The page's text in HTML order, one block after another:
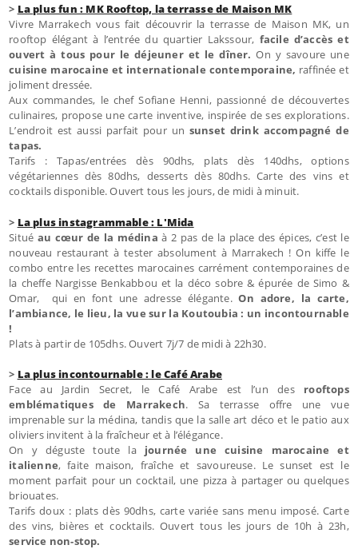
> La plus fun : MK Rooftop, la terrasse de Maison MK
Vivre Marrakech vous fait découvrir la terrasse de Maison MK, un
rooftop élégant à l’entrée du quartier Lakssour, facile d’accès et
ouvert à tous pour le déjeuner et le dîner.On y savoure une
cuisine marocaine et internationale contemporaine, raffinée et
joliment dressée.
Aux commandes, le chef Sofiane Henni, passionné de découvertes
culinaires, propose une carte inventive, inspirée de ses explorations.
L’endroit est aussi parfait pour un sunset drink accompagné de
tapas.
Tarifs : Tapas/entrées dès 90dhs, plats dès 140dhs, options
végétariennes dès 80dhs, desserts dès 80dhs. Carte des vins et
cocktails disponible. Ouvert tous les jours, de midi à minuit.
> La plus instagrammable : L'Mida
Situé au cœur de la médina à 2 pas de la place des épices, c’est le
nouveau restaurant à tester absolument à Marrakech ! On kiffe le
combo entre les recettes marocaines carrément contemporaines de
la cheffe Nargisse Benkabbou et la déco sobre & épurée de Simo &
Omar, qui en font une adresse élégante.On adore, la carte,
l’ambiance, le lieu, la vue sur la Koutoubia : un incontournable
!
Plats à partir de 105dhs. Ouvert 7j/7 de midi à 22h30.
> La plus incontournable : le Café Arabe
Face au Jardin Secret, le Café Arabe est l’un des rooftops
emblématiques de Marrakech. Sa terrasse offre une vue
imprenable sur la médina, tandis que la salle art déco et le patio aux
oliviers invitent à la fraîcheur et à l’élégance.
On y déguste toute la journée une cuisine marocaine et
italienne, faite maison, fraîche et savoureuse. Le sunset est le
moment parfait pour un cocktail, une pizza à partager ou quelques
briouates.
Tarifs doux : plats dès 90dhs, carte variée sans menu imposé. Carte
des vins, bières et cocktails. Ouvert tous les jours de 10h à 23h,
service non-stop.